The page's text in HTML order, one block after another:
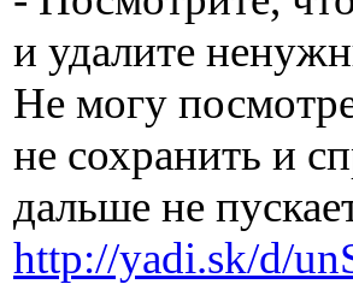
и удалите
Не могу
не сохранить и
дальше не
http://yadi.sk/d/